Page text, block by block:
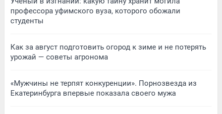
профессора уфимского вуза, которого обожали
студенты
Как за август подготовить огород к зиме и не потерять
урожай — советы агронома
«Мужчины не терпят конкуренции». Порнозвезда из
Екатеринбурга впервые показала своего мужа